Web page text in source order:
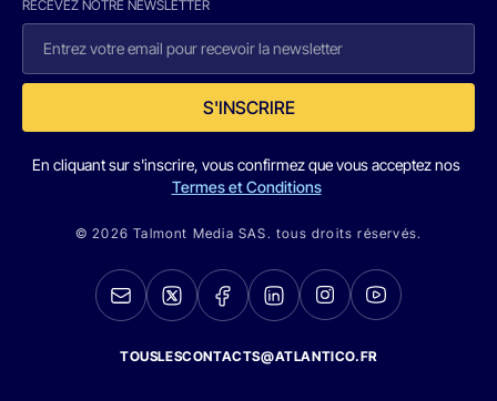
RECEVEZ NOTRE NEWSLETTER
S'INSCRIRE
En cliquant sur s'inscrire, vous confirmez que vous acceptez nos
Termes et Conditions
© 2026 Talmont Media SAS. tous droits réservés.
TOUSLESCONTACTS@ATLANTICO.FR